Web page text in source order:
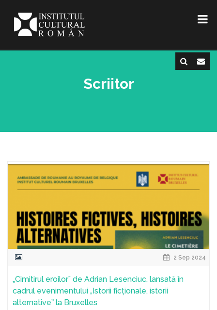
Scriitor
2 Sep 2024
„Cimitirul eroilor” de Adrian Lesenciuc, lansată în
cadrul evenimentului „Istorii ficționale, istorii
alternativeˮ la Bruxelles